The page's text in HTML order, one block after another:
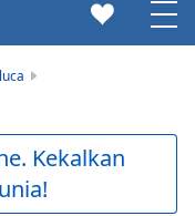
Kekalkan